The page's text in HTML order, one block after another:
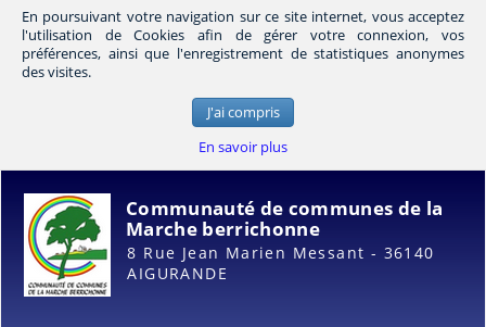
En poursuivant votre navigation sur ce site internet, vous acceptez
l'utilisation de Cookies afin de gérer votre connexion, vos
préférences, ainsi que l'enregistrement de statistiques anonymes
des visites.
J'ai compris
En savoir plus
Communauté de communes de la
Marche berrichonne
8 Rue Jean Marien Messant - 36140
AIGURANDE